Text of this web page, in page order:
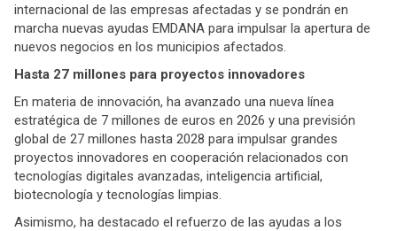
internacional de las empresas afectadas y se pondrán en
marcha nuevas ayudas EMDANA para impulsar la apertura de
nuevos negocios en los municipios afectados.
Hasta 27 millones para proyectos innovadores
En materia de innovación, ha avanzado una nueva línea
estratégica de 7 millones de euros en 2026 y una previsión
global de 27 millones hasta 2028 para impulsar grandes
proyectos innovadores en cooperación relacionados con
tecnologías digitales avanzadas, inteligencia artificial,
biotecnología y tecnologías limpias.
Asimismo, ha destacado el refuerzo de las ayudas a los